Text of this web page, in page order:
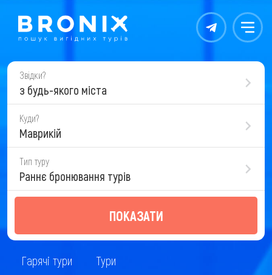
Контакты Меню
Звідки?
з будь-якого міста
Куди?
Маврикій
Тип туру
Раннє бронювання турів
ПОКАЗАТИ
Гарячі тури Тури